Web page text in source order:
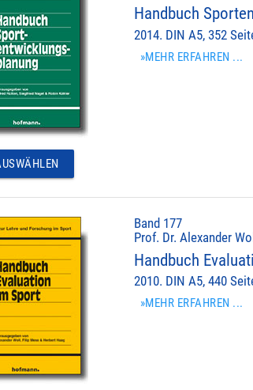
Handbuch
2014. DIN A5, 352
»MEHR ERFAHREN ...
Band 177
Prof. Dr. Alexander
Handbuch
2010. DIN A5, 440
»MEHR ERFAHREN ...